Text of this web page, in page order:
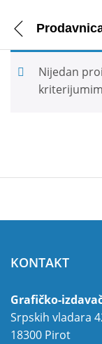
Nijedan
KONTAKT
Grafičko-
Srpskih vladara
18300 Pirot